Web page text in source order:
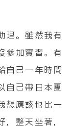
理。雖然我有
參加實習。有
自己一年時間
自己帶日本團
想應該也比一
整天坐著，